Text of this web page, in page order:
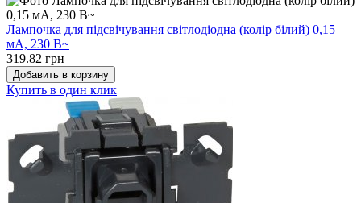
Лампочка для підсвічування світлодіодна (колір білий) 0,15
мА, 230 В~
319.82 грн
Добавить в корзину
Купить в один клик